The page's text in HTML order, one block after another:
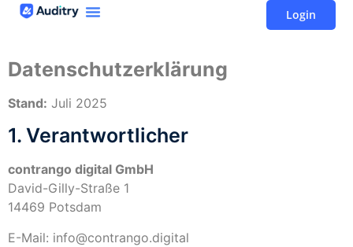
Login
Datenschutzerklärung
Stand: Juli 2025
1. Verantwortlicher
contrango digital GmbH
David-Gilly-Straße 1
14469 Potsdam
E-Mail: info@contrango.digital